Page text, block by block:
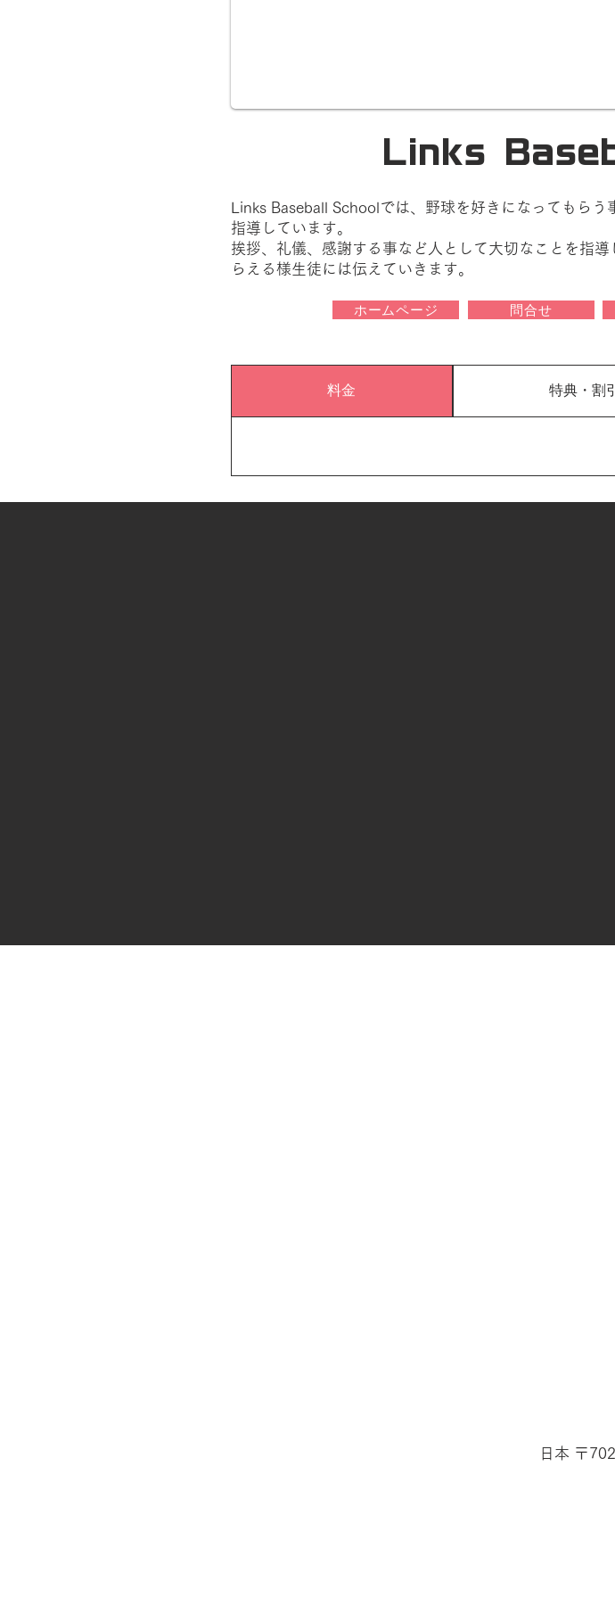
Links
Links Baseball Schoolでは、野球を好きになってもら
指導しています。
挨拶、礼儀、感謝する事など人として大切なことを指
らえる様生徒には伝えていきます。
ホームページ 問合せ
料金 特典・割
日本 〒